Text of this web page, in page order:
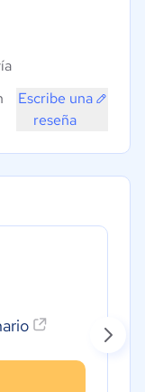
Escribe una
reseña